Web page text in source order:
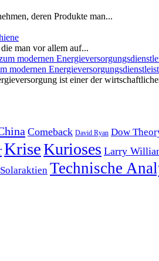
deren Produkte man...
man vor allem auf...
modernen
ist einer der
Comeback David Ryan Dow
KriseKurioses Larry
Solaraktien Technische